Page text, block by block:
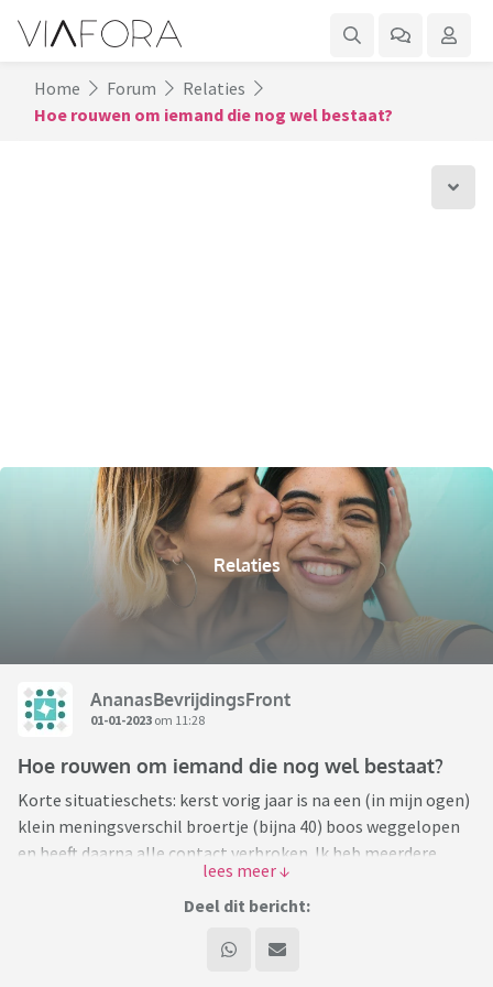
Home Forum
Relaties
Hoe rouwen om iemand die nog wel bestaat?
Relaties
AnanasBevrijdingsFront
01-01-2023 om 11:28
Hoe rouwen om iemand die nog wel bestaat?
Korte situatieschets: kerst vorig jaar is na een (in mijn ogen)
klein meningsverschil broertje (bijna 40) boos weggelopen
en heeft daarna alle contact verbroken. Ik heb meerdere
malen contact gezocht, alles wordt genegeerd, weggedrukt,
ik ben van al zijn social media verwijderd/geblokkeerd.
de bal bij hem gelegd. Ik mis je, de deur staat open, ik hoor
Deel dit bericht: